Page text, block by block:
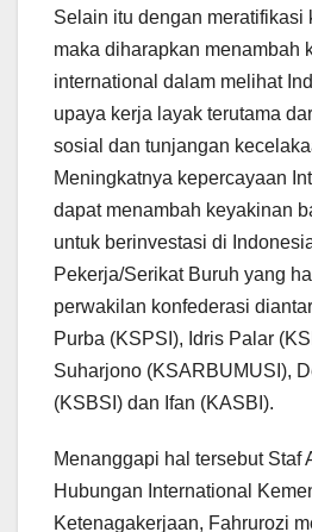
Selain itu dengan meratifikasi
maka diharapkan menambah
international dalam melihat
upaya kerja layak terutama
sosial dan tunjangan
Meningkatnya kepercayaan
dapat menambah keyakinan
untuk berinvestasi di
Pekerja/Serikat Buruh yang
perwakilan konfederasi
Purba (KSPSI), Idris Palar
Suharjono (KSARBUMUSI),
(KSBSI) dan Ifan (KASBI).
Menanggapi hal tersebut Staf
Hubungan International
Ketenagakerjaan, Fahrurozi